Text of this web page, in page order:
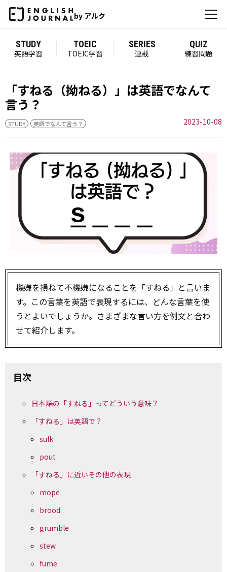
by アルク
STUDY
英語学習
TOEIC
TOEIC学習
SERIES
連載
QUIZ
練習問題
「すねる（拗ねる）」は英語でなんて
言う？
STUDY 英語でなんて言う？ 2023-10-08
機嫌を損ねて不機嫌になることを「すねる」と言いま
す。この言葉を英語で表現するには、どんな言葉を使
うとよいでしょうか。さまざまな言い方を例文と合わ
せて紹介します。
目次
日本語の「すねる」ってどういう意味？
「すねる」は英語で？
sulk
pout
「すねる」に近いその他の表現
mope
brood
grumble
stew
fume